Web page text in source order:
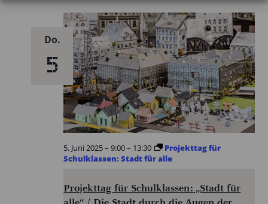
Do.
5
Projekttag für Schulklassen: „Stadt für
5. Juni 2025 – 9:00– 13:30
Projekttag für
Schulklassen: Stadt für alle